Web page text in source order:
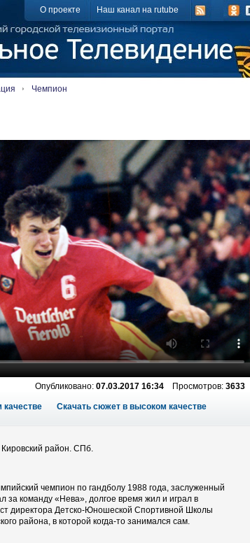
О проекте Наш канал на rutube
Чемпион
Опубликовано: 07.03.2017 16:34 Просмотров: 3633
качестве Скачать сюжет в высоком качестве
район. СПб.
чемпион по гандболу 1988 года, заслуженный
за команду «Нева», долгое время жил и играл в
директора Детско-Юношеской Спортивной Школы
района, в которой когда-то занимался сам.